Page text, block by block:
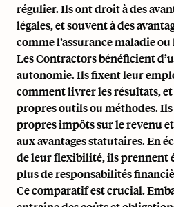
régulier. Ils ont droit à des
légales, et souvent à des
comme l’assurance maladie ou
Les Contractors bénéficient
autonomie. Ils fixent leur
comment livrer les résultats,
propres outils ou méthodes.
propres impôts sur le revenu
aux avantages statutaires. En
de leur flexibilité, ils prennent
plus de responsabilités
Ce comparatif est crucial.